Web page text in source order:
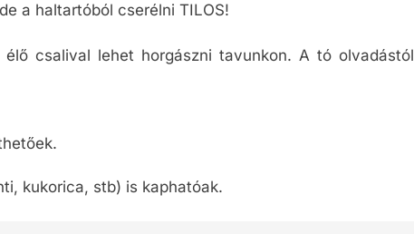
a haltartóból cserélni TILOS!
csalival lehet horgászni tavunkon. A tó olvadástól
kukorica, stb) is kaphatóak.